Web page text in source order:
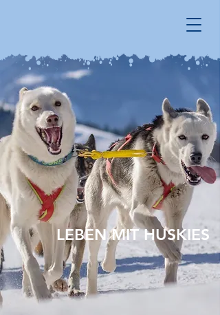
LEBEN MIT HUSKIES